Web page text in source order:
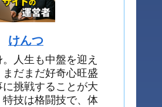
けんつ
人生も中盤を迎え
まだまだ好奇心旺盛
に挑戦することが大
技は格闘技で、体